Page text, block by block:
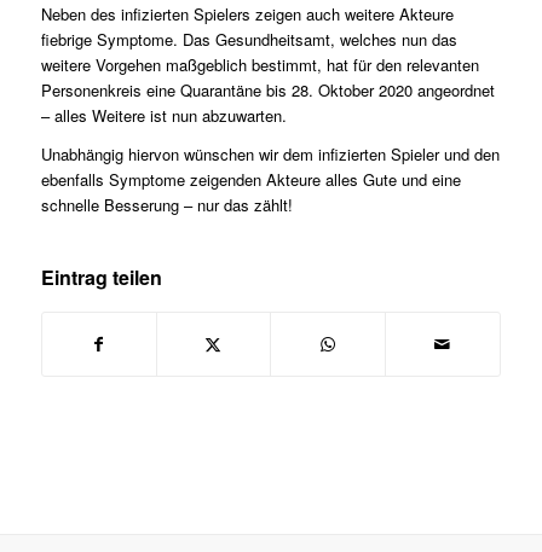
Neben des infizierten Spielers zeigen auch weitere Akteure
fiebrige Symptome. Das Gesundheitsamt, welches nun das
weitere Vorgehen maßgeblich bestimmt, hat für den relevanten
Personenkreis eine Quarantäne bis 28. Oktober 2020 angeordnet
– alles Weitere ist nun abzuwarten.
Unabhängig hiervon wünschen wir dem infizierten Spieler und den
ebenfalls Symptome zeigenden Akteure alles Gute und eine
schnelle Besserung – nur das zählt!
Eintrag teilen